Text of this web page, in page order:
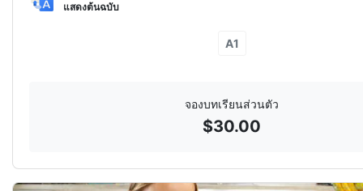
แสดงต้นฉบับ
A1
จองบทเรียนส่วนตัว
$30.00